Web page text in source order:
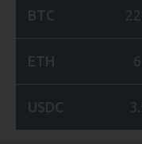
BTC
ETH
USDC